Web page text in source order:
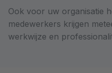
Ook voor uw organisatie
medewerkers krijgen
werkwijze en